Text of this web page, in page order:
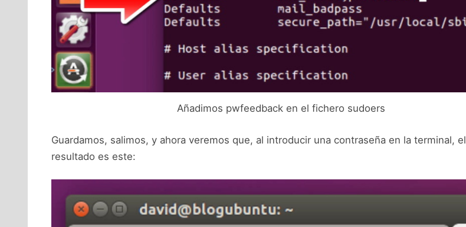
Añadimos pwfeedback en el fichero sudoers
Guardamos, salimos, y ahora veremos que, al introducir una contraseña en la terminal, el
resultado es este: